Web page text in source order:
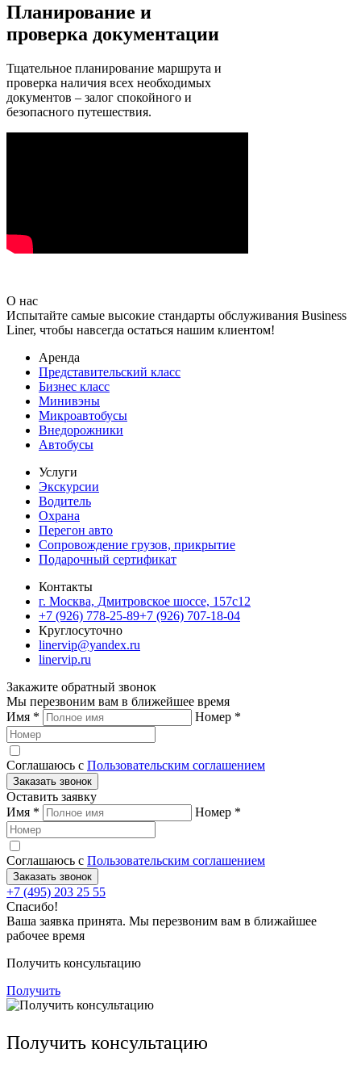
Планирование и
проверка документации
Тщательное планирование маршрута и
проверка наличия всех необходимых
документов – залог спокойного и
безопасного путешествия.
О нас
Испытайте самые высокие стандарты обслуживания Business
Liner, чтобы навсегда остаться нашим клиентом!
Аренда
Представительский класс
Бизнес класс
Минивэны
Микроавтобусы
Внедорожники
Автобусы
Услуги
Экскурсии
Водитель
Охрана
Перегон авто
Сопровождение грузов, прикрытие
Подарочный сертификат
Контакты
г. Москва, Дмитровское шоссе, 157c12
+7 (926) 778-25-89+7 (926) 707-18-04
Круглосуточно
linervip@yandex.ru
linervip.ru
Закажите обратный звонок
Мы перезвоним вам в ближейшее время
Имя * Номер *
Соглашаюсь с Пользовательским соглашением
Заказать звонок
Оставить заявку
Имя * Номер *
Соглашаюсь с Пользовательским соглашением
Заказать звонок
+7 (495) 203 25 55
Спасибо!
Ваша заявка принята. Мы перезвоним вам в ближайшее
рабочее время
Получить консультацию
Получить
Получить консультацию